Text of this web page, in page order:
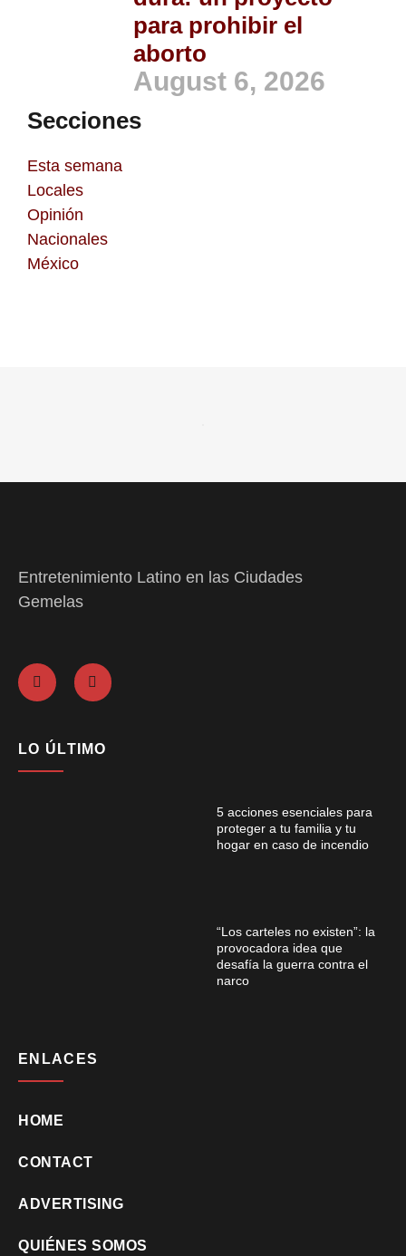
para prohibir el
aborto
August 6, 2026
Secciones
Esta semana
Locales
Opinión
Nacionales
México
Entretenimiento Latino en las Ciudades
Gemelas
LO ÚLTIMO
5 acciones esenciales para
proteger a tu familia y tu
hogar en caso de incendio
“Los carteles no existen”: la
provocadora idea que
desafía la guerra contra el
narco
ENLACES
HOME
CONTACT
ADVERTISING
QUIÉNES SOMOS